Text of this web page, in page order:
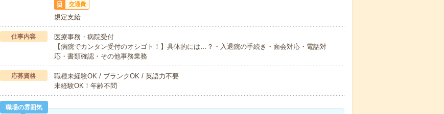
交通費
規定支給
仕事内容
医療事務・病院受付
【病院でカンタン受付のオシゴト！】具体的には…？・入退院の手続き・面会対応・電話対
応・書類確認・その他事務業務
応募資格
職種未経験OK / ブランクOK / 英語力不要
未経験OK！年齢不問
職場の雰囲気